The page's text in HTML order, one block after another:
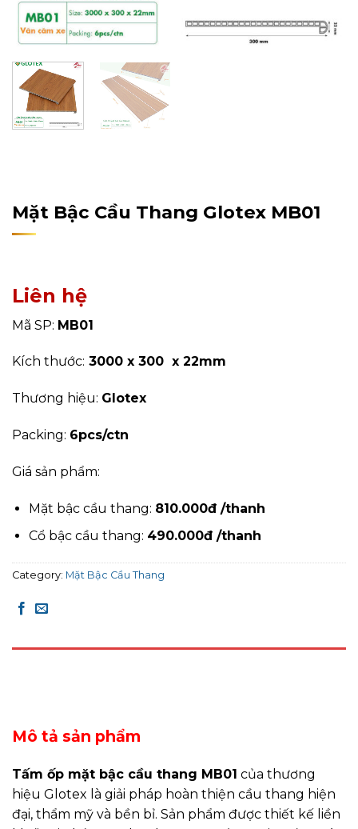
Mặt Bậc Cầu Thang Glotex MB01
Liên hệ
Mã SP: MB01
Kích thước: 3000 x 300 x 22mm
Thương hiệu: Glotex
Packing: 6pcs/ctn
Giá sản phẩm:
Mặt bậc cầu thang: 810.000đ /thanh
Cổ bậc cầu thang: 490.000đ /thanh
Category: Mặt Bậc Cầu Thang
Mô tả sản phẩm
Tấm ốp mặt bậc cầu thang MB01 của thương
hiệu Glotex là giải pháp hoàn thiện cầu thang hiện
đại, thẩm mỹ và bền bỉ. Sản phẩm được thiết kế liền